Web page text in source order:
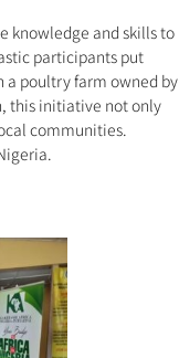
knowledge and skills to
participants put
a poultry farm owned by
this initiative not only
communities.